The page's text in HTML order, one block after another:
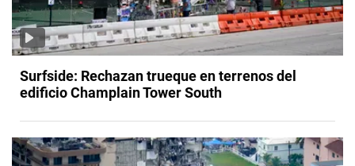
Surfside: Rechazan trueque en terrenos del
edificio Champlain Tower South